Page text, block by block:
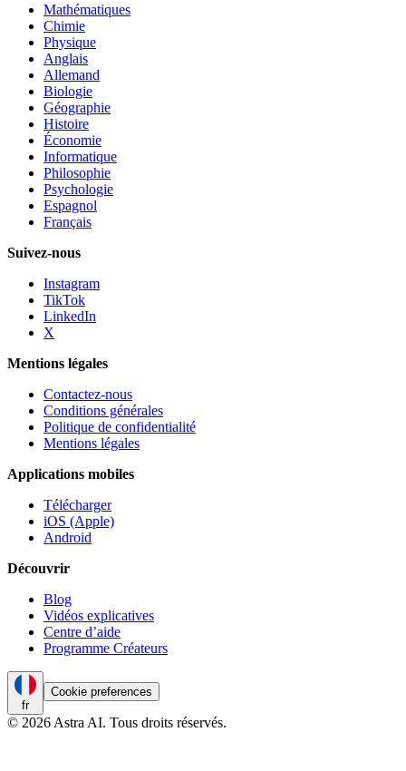
Mathématiques
Chimie
Physique
Anglais
Allemand
Biologie
Géographie
Histoire
Économie
Informatique
Philosophie
Psychologie
Espagnol
Français
Suivez-nous
Instagram
TikTok
LinkedIn
X
Mentions légales
Contactez-nous
Conditions générales
Politique de confidentialité
Mentions légales
Applications mobiles
Télécharger
iOS (Apple)
Android
Découvrir
Blog
Vidéos explicatives
Centre d’aide
Programme Créateurs
fr
Cookie preferences
© 2026 Astra AI. Tous droits réservés.